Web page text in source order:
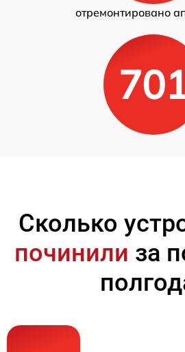
отремонтировано
Сколько
починили за